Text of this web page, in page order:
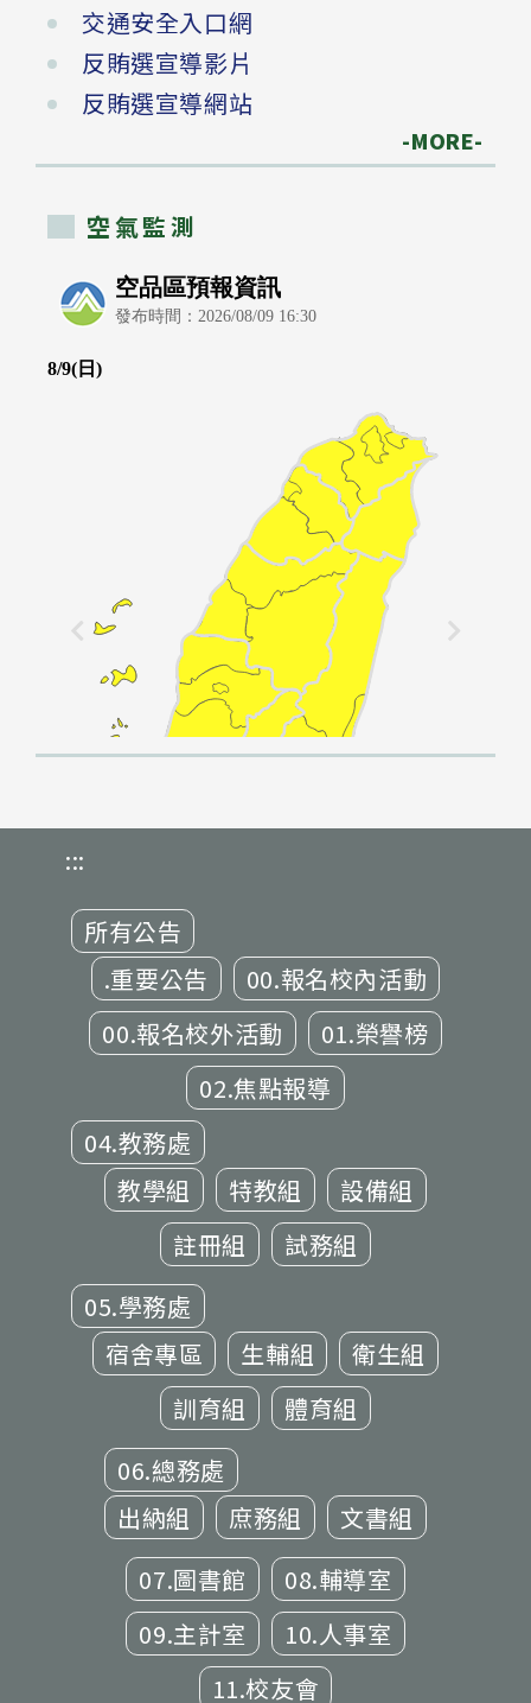
交通安全入口網
反賄選宣導影片
反賄選宣導網站
-MORE-
空氣監測
:::
所有公告
.重要公告
00.報名校內活動
00.報名校外活動
01.榮譽榜
02.焦點報導
04.教務處
教學組
特教組
設備組
註冊組
試務組
05.學務處
宿舍專區
生輔組
衛生組
訓育組
體育組
06.總務處
出納組
庶務組
文書組
07.圖書館
08.輔導室
09.主計室
10.人事室
11.校友會